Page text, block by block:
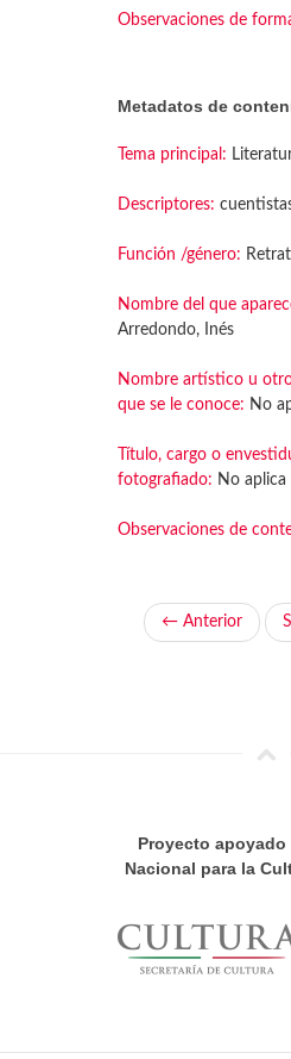
Observaciones de
Metadatos de
Tema principal:
Descriptores:
Función /género:
Nombre del que
Arredondo, Inés
Nombre artístico u
que se le conoce: No
Título, cargo o
fotografiado: No aplica
Observaciones de
← Anterior
Proyecto
Nacional para la